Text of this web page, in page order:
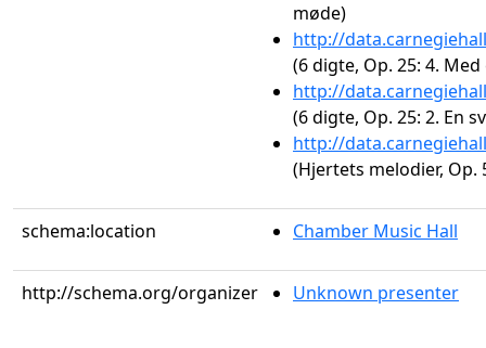
møde)
http://
(6 digte, Op. 25: 4.
http://
(6 digte, Op. 25: 2. En
http://
(Hjertets melodier, Op.
schema:location Chamber Music Hall
http://schema.org/organizer Unknown presenter